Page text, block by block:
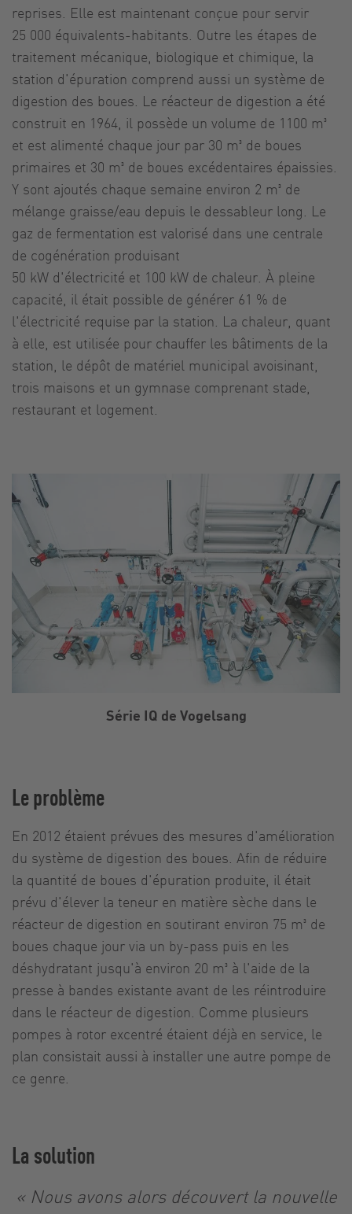
reprises. Elle est maintenant conçue pour servir
25 000 équivalents-habitants. Outre les étapes de
traitement mécanique, biologique et chimique, la
station d'épuration comprend aussi un système de
digestion des boues. Le réacteur de digestion a été
construit en 1964, il possède un volume de 1100 m³
et est alimenté chaque jour par 30 m³ de boues
primaires et 30 m³ de boues excédentaires épaissies.
Y sont ajoutés chaque semaine environ 2 m³ de
mélange graisse/eau depuis le dessableur long. Le
gaz de fermentation est valorisé dans une centrale
de cogénération produisant
50 kW d'électricité et 100 kW de chaleur. À pleine
capacité, il était possible de générer 61 % de
l'électricité requise par la station. La chaleur, quant
à elle, est utilisée pour chauffer les bâtiments de la
station, le dépôt de matériel municipal avoisinant,
trois maisons et un gymnase comprenant stade,
restaurant et logement.
Série IQ de Vogelsang
Le problème
En 2012 étaient prévues des mesures d'amélioration
du système de digestion des boues. Afin de réduire
la quantité de boues d'épuration produite, il était
prévu d'élever la teneur en matière sèche dans le
réacteur de digestion en soutirant environ 75 m³ de
boues chaque jour via un by-pass puis en les
déshydratant jusqu'à environ 20 m³ à l'aide de la
presse à bandes existante avant de les réintroduire
dans le réacteur de digestion. Comme plusieurs
pompes à rotor excentré étaient déjà en service, le
plan consistait aussi à installer une autre pompe de
ce genre.
La solution
« Nous avons alors découvert la nouvelle